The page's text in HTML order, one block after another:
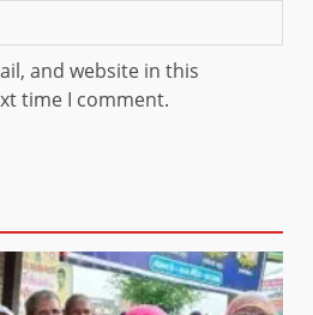
and website in this
time I comment.